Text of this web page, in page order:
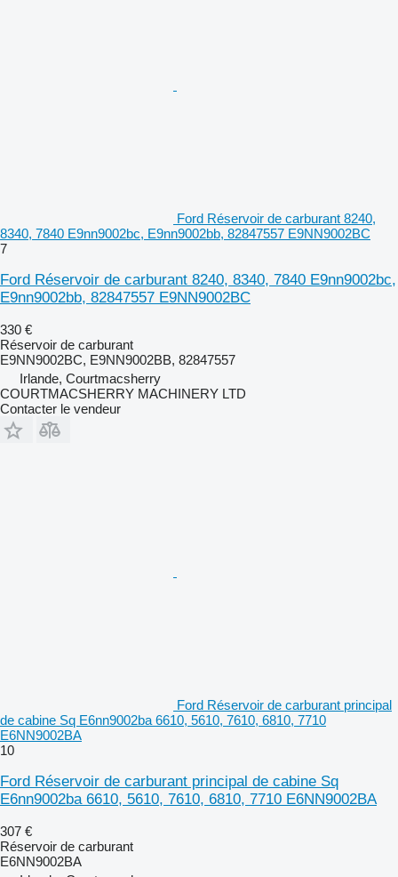
Ford Réservoir de carburant 8240,
8340, 7840 E9nn9002bc, E9nn9002bb, 82847557 E9NN9002BC
7
Ford Réservoir de carburant 8240, 8340, 7840 E9nn9002bc,
E9nn9002bb, 82847557 E9NN9002BC
330 €
Réservoir de carburant
E9NN9002BC, E9NN9002BB, 82847557
Irlande, Courtmacsherry
COURTMACSHERRY MACHINERY LTD
Contacter le vendeur
Ford Réservoir de carburant principal
de cabine Sq E6nn9002ba 6610, 5610, 7610, 6810, 7710
E6NN9002BA
10
Ford Réservoir de carburant principal de cabine Sq
E6nn9002ba 6610, 5610, 7610, 6810, 7710 E6NN9002BA
307 €
Réservoir de carburant
E6NN9002BA